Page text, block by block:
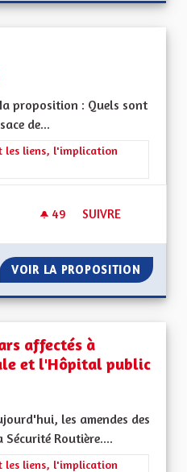
proposition : Quels sont
de...
: Les solidarités, les soins
les liens, l'implication
49 49 ABONNÉS
SUIVRE
VOIR LA PROPOSITION LE
affectés à
et l'Hôpital public
les amendes des
Routière....
: Les solidarités, les soins
les liens, l'implication